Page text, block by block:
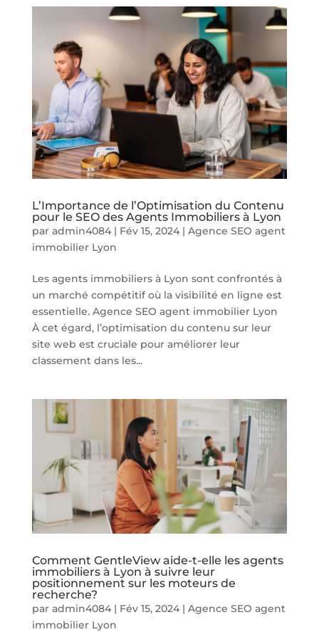
L’Importance de l’Optimisation du Contenu
pour le SEO des Agents Immobiliers à Lyon
par admin4084| Fév 15, 2024| Agence SEO agent
immobilier Lyon
Les agents immobiliers à Lyon sont confrontés à
un marché compétitif où la visibilité en ligne est
essentielle. Agence SEO agent immobilier Lyon
À cet égard, l’optimisation du contenu sur leur
site web est cruciale pour améliorer leur
classement dans les...
Comment GentleView aide-t-elle les agents
immobiliers à Lyon à suivre leur
positionnement sur les moteurs de
recherche?
par admin4084| Fév 15, 2024| Agence SEO agent
immobilier Lyon